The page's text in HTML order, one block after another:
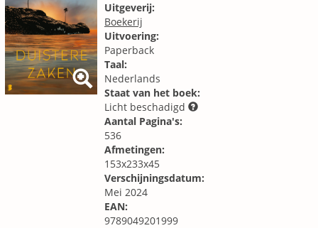
Uitgeverij:
Boekerij
Uitvoering:
Paperback
Taal:
Nederlands
Staat van het boek:
Licht beschadigd
Aantal Pagina's:
536
Afmetingen:
153x233x45
Verschijningsdatum:
Mei 2024
EAN:
9789049201999